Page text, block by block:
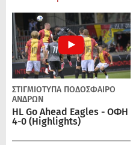
ΣΤΙΓΜΙΟΤΥΠΑ ΠΟΔΌΣΦΑΙΡΟ
ΑΝΔΡΏΝ
HL Go Ahead Eagles - ΟΦΗ
4-0 (Highlights)